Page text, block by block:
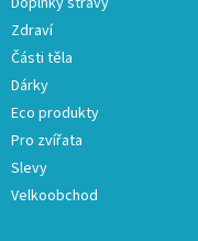
Zdraví
Části těla
Dárky
Eco produkty
Pro zvířata
Slevy
Velkoobchod